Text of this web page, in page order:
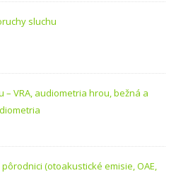
sluchu
– VRA, audiometria hrou, bežná a
(otoakustické emisie, OAE,